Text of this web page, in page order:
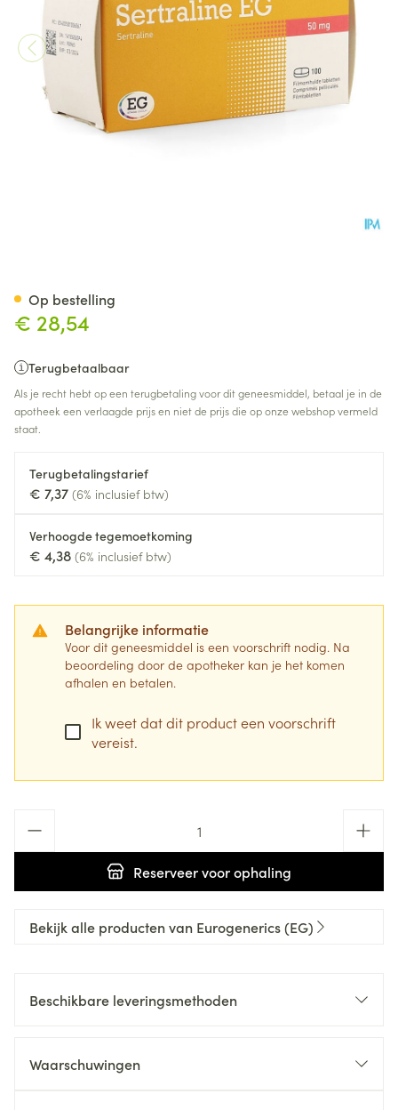
€ 28,54
Terugbetaalbaar
Als je recht hebt op een terugbetaling voor dit geneesmiddel, betaal je in de
apotheek een verlaagde prijs en niet de prijs die op onze webshop vermeld
staat.
Terugbetalingstarief
€ 7,37 (6% inclusief btw)
Verhoogde tegemoetkoming
€ 4,38 (6% inclusief btw)
Belangrijke informatie
Voor dit geneesmiddel is een voorschrift nodig. Na
beoordeling door de apotheker kan je het komen
afhalen en betalen.
Ik weet dat dit product een voorschrift
vereist.
Reserveervoor ophaling
Op bestelling
Bekijk alle producten van Eurogenerics (EG)
Beschikbare leveringsmethoden
Waarschuwingen